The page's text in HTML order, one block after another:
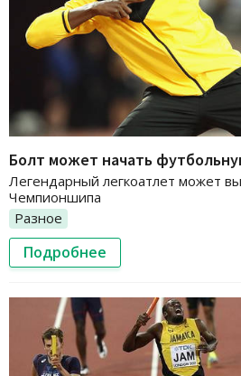
Болт может начать
Легендарный легкоатлет может
Чемпионшипа
Разное
Подробнее